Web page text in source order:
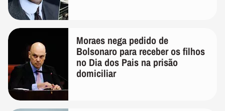
Moraes nega pedido de
Bolsonaro para receber os filhos
no Dia dos Pais na prisão
domiciliar